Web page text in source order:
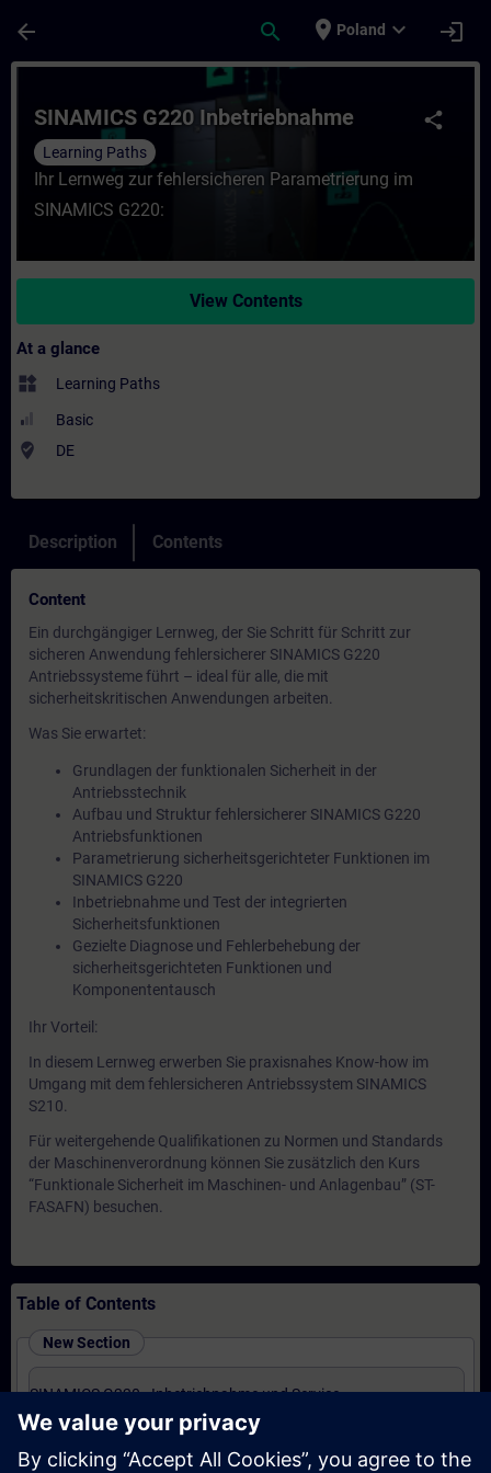
arrow_back search place Poland expand_more login
Course - SINAMICS G220
share
SINAMICS G220 Inbetriebnahme
Learning Paths
Ihr Lernweg zur fehlersicheren Parametrierung im
SINAMICS G220:
View Contents
At a glance
widgets Learning Paths
Basic
where_to_vote DE
Description Contents
Content
Ein durchgängiger Lernweg, der Sie Schritt für Schritt zur
sicheren Anwendung fehlersicherer SINAMICS G220
Antriebssysteme führt – ideal für alle, die mit
sicherheitskritischen Anwendungen arbeiten.
Was Sie erwartet:
Grundlagen der funktionalen Sicherheit in der
Antriebsstechnik
Aufbau und Struktur fehlersicherer SINAMICS G220
Antriebsfunktionen
Parametrierung sicherheitsgerichteter Funktionen im
SINAMICS G220
Inbetriebnahme und Test der integrierten
Sicherheitsfunktionen
Gezielte Diagnose und Fehlerbehebung der
sicherheitsgerichteten Funktionen und
Komponententausch
Ihr Vorteil:
In diesem Lernweg erwerben Sie praxisnahes Know-how im
Umgang mit dem fehlersicheren Antriebssystem SINAMICS
S210.
Für weitergehende Qualifikationen zu Normen und Standards
der Maschinenverordnung können Sie zusätzlich den Kurs
“Funktionale Sicherheit im Maschinen- und Anlagenbau” (ST-
FASAFN) besuchen.
Table of Contents
New Section
SINAMICS G220 - Inbetriebnahme und Service
(Präsenz-Training)